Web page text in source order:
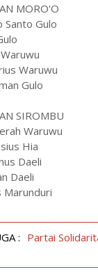
MORO'O
Santo Gulo
Waruwu
Gulo
SIROMBU
Waruwu
Hia
Daeli
Daeli
Marunduri
: Partai